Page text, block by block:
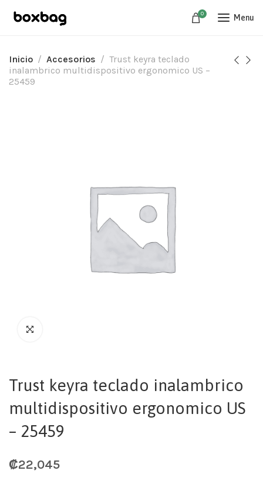
0 Menu
Inicio Accesorios
Trust keyra teclado
inalambrico multidispositivo ergonomico US –
25459
Trust keyra teclado inalambrico
multidispositivo ergonomico US
– 25459
₡22,045